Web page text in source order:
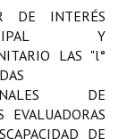
DE INTERÉS
Y
LAS "l°
DE
EVALUADORAS
DE